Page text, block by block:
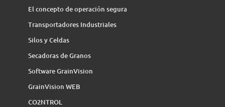
El concepto de operación segura
Transportadores Industriales
Silos y Celdas
Secadoras de Granos
Software GrainVision
GrainVision WEB
CO2NTROL